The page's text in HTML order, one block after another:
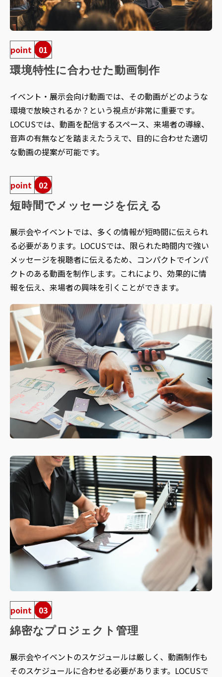
point 01
環境特性に合わせた動画制作
イベント・展示会向け動画では、その動画がどのような
環境で放映されるか？という視点が非常に重要です。
LOCUSでは、動画を配信するスペース、来場者の導線、
音声の有無などを踏まえたうえで、目的に合わせた適切
な動画の提案が可能です。
point 02
短時間でメッセージを伝える
展示会やイベントでは、多くの情報が短時間に伝えられ
る必要があります。LOCUSでは、限られた時間内で強い
メッセージを視聴者に伝えるため、コンパクトでインパ
クトのある動画を制作します。これにより、効果的に情
報を伝え、来場者の興味を引くことができます。
point 03
綿密なプロジェクト管理
展示会やイベントのスケジュールは厳しく、動画制作も
そのスケジュールに合わせる必要があります。LOCUSで